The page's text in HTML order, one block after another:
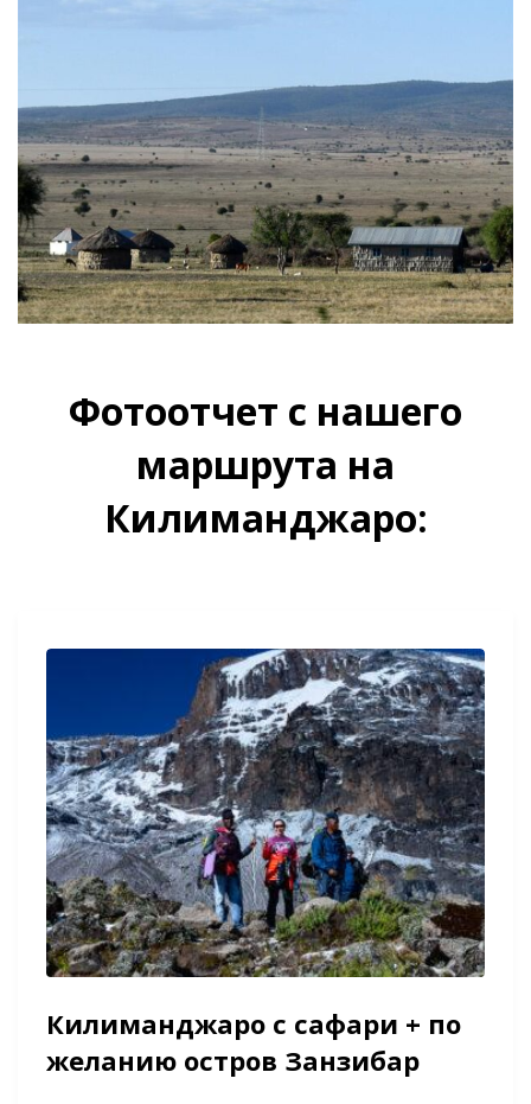
Фотоотчет с нашего
маршрута на
Килиманджаро:
Килиманджаро с сафари + по
желанию остров Занзибар